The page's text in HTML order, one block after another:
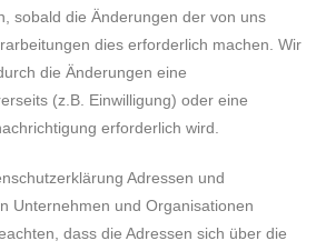
sobald die Änderungen der von uns
dies erforderlich machen. Wir
die Änderungen eine
(z.B. Einwilligung) oder eine
erforderlich wird.
Adressen und
Unternehmen und Organisationen
dass die Adressen sich über die